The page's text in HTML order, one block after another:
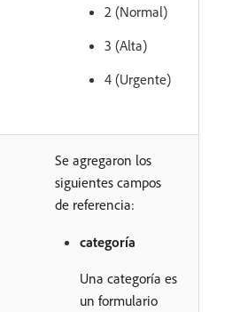
2 (Normal)
3 (Alta)
4 (Urgente)
Se agregaron los
siguientes campos
de referencia:
categoría
Una categoría es
un formulario